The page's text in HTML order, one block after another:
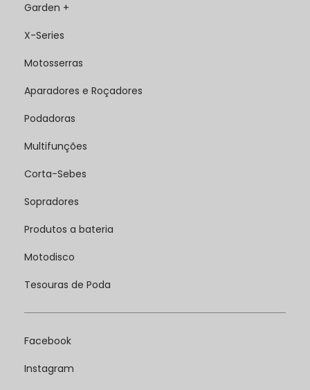
Garden +
X-Series
Motosserras
Aparadores e Roçadores
Podadoras
Multifunções
Corta-Sebes
Sopradores
Produtos a bateria
Motodisco
Tesouras de Poda
Facebook
Instagram